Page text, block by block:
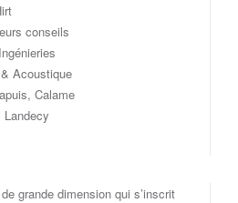
conseils
Acoustique
Calame
Landecy
grande dimension qui s’inscrit